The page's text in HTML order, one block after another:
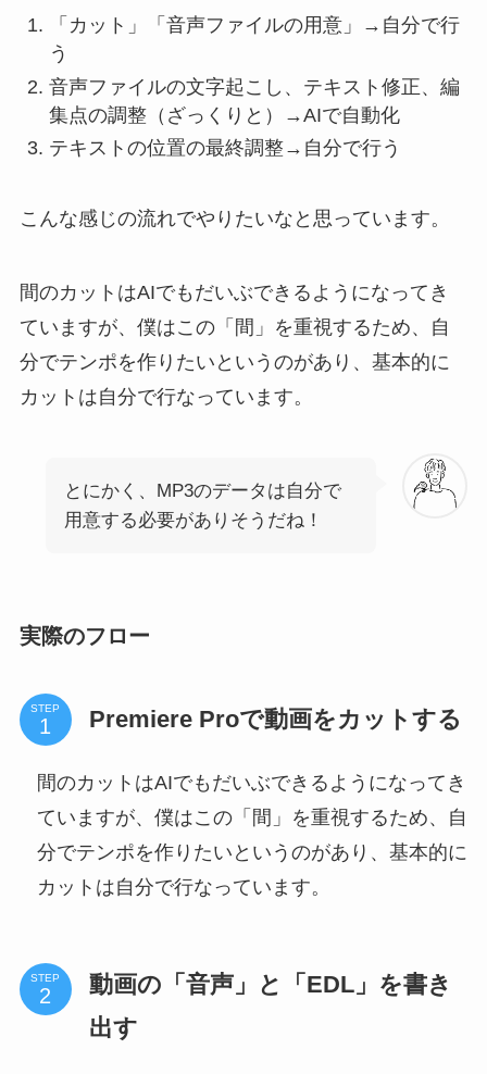
「カット」「音声ファイルの用意」→自分で行
う
音声ファイルの文字起こし、テキスト修正、編
集点の調整（ざっくりと）→AIで自動化
テキストの位置の最終調整→自分で行う
こんな感じの流れでやりたいなと思っています。
間のカットはAIでもだいぶできるようになってき
ていますが、僕はこの「間」を重視するため、自
分でテンポを作りたいというのがあり、基本的に
カットは自分で行なっています。
とにかく、MP3のデータは自分で
用意する必要がありそうだね！
実際のフロー
STEP Premiere Proで動画をカットする
間のカットはAIでもだいぶできるようになってき
ていますが、僕はこの「間」を重視するため、自
分でテンポを作りたいというのがあり、基本的に
カットは自分で行なっています。
STEP
動画の「音声」と「EDL」を書き
出す